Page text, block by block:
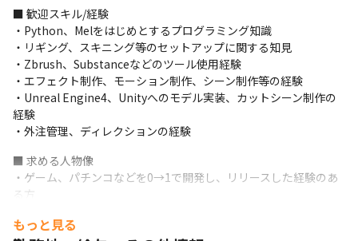
■ 歓迎スキル/経験
・Python、Melをはじめとするプログラミング知識
・リギング、スキニング等のセットアップに関する知見
・Zbrush、Substanceなどのツール使用経験
・エフェクト制作、モーション制作、シーン制作等の経験
・Unreal Engine4、Unityへのモデル実装、カットシーン制作の
経験
・外注管理、ディレクションの経験
■ 求める人物像
・ゲーム、パチンコなどを0→1で開発し、リリースした経験のあ
る方
・新しいツール、技術の習得に興味を持って取り組める方
もっと見る